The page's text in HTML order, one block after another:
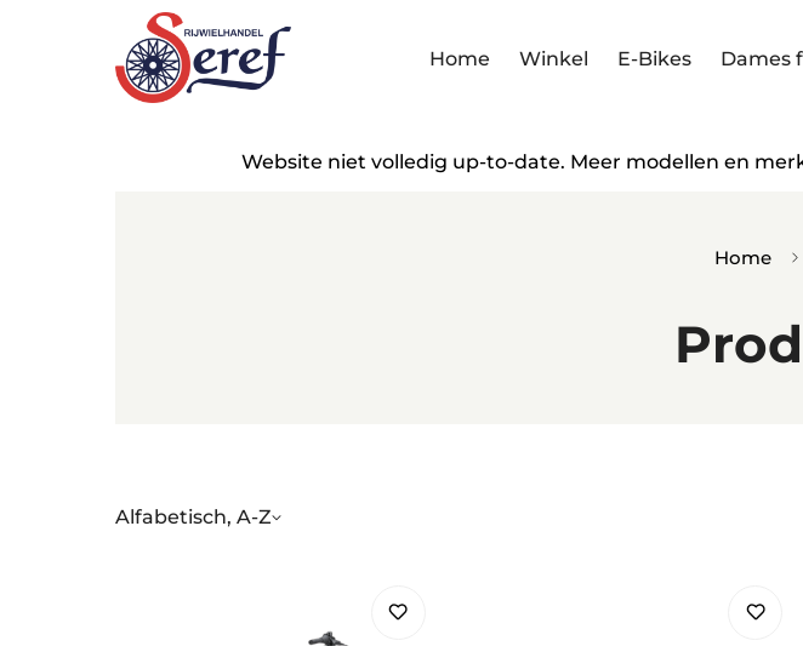
Home Winkel E-Bikes Dames
Website niet volledig up-to-date. Meer modellen en
Home
Alfabetisch, A-Z